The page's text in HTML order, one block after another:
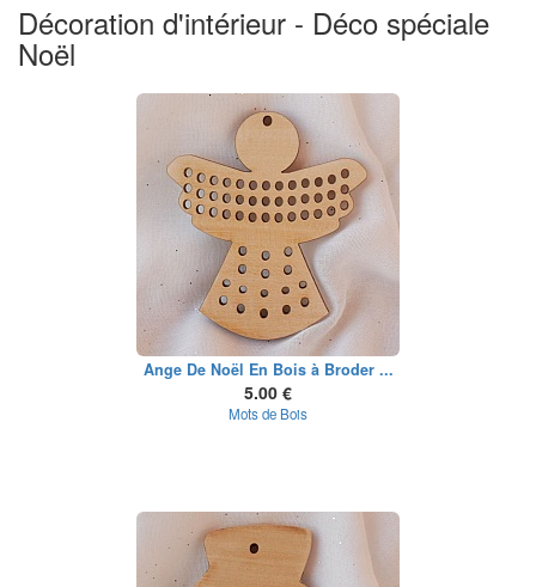
Décoration d'intérieur - Déco spéciale
Noël
Ange De Noël En Bois à Broder ...
5.00 €
Mots de Bois